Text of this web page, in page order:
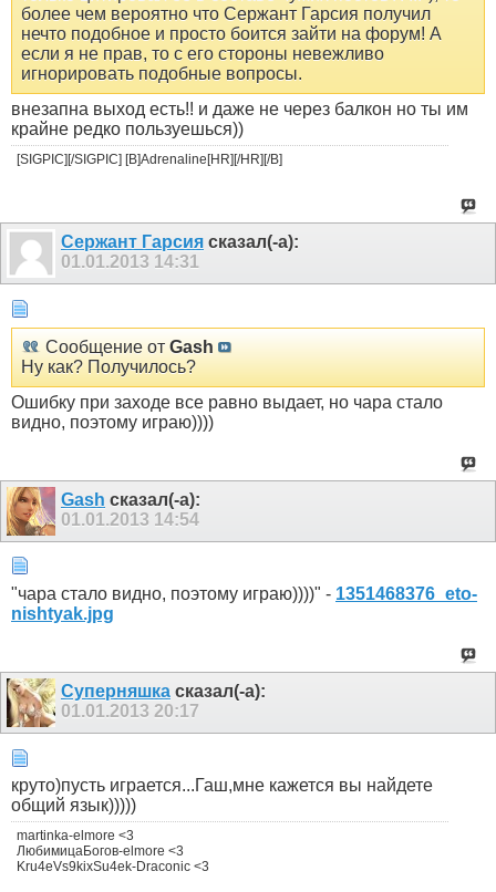
более чем вероятно что Сержант Гарсия получил
нечто подобное и просто боится зайти на форум! А
если я не прав, то с его стороны невежливо
игнорировать подобные вопросы.
внезапна выход есть!! и даже не через балкон но ты им
крайне редко пользуешься))
[SIGPIC][/SIGPIC] [B]Adrenaline[HR][/HR][/B]
Сержант Гарсия сказал(-а):
01.01.2013 14:31
Сообщение от Gash
Ну как? Получилось?
Ошибку при заходе все равно выдает, но чара стало
видно, поэтому играю))))
Gash сказал(-а):
01.01.2013 14:54
"чара стало видно, поэтому играю))))" - 1351468376_eto-
nishtyak.jpg
Суперняшка сказал(-а):
01.01.2013 20:17
круто)пусть играется...Гаш,мне кажется вы найдете
общий язык)))))
martinka-elmore <3
ЛюбимицаБогов-elmore <3
Kru4eVs9kixSu4ek-Draconic <3